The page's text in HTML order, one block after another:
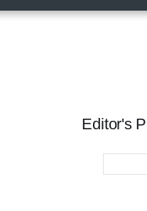
영상 제작 과정
Editor's